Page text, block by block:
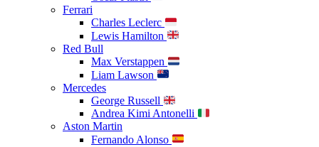
Ferrari
Charles Leclerc
Lewis Hamilton
Red Bull
Max Verstappen
Liam Lawson
Mercedes
George Russell
Andrea Kimi Antonelli
Aston Martin
Fernando Alonso